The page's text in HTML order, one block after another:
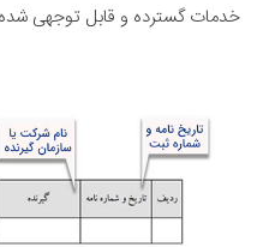
خدمات گسترده و قابل توجهی